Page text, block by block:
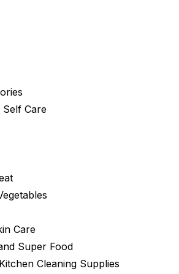
Self Care
Care
Super Food
Cleaning Supplies